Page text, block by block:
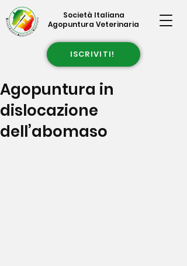
Società Italiana
Agopuntura Veterinaria
ISCRIVITI!
Agopuntura in
dislocazione
dell’abomaso